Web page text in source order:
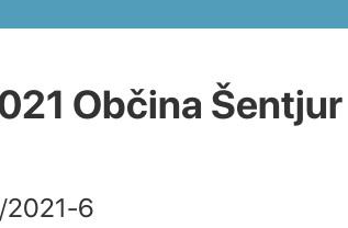
Občina Šentjur
2021-6